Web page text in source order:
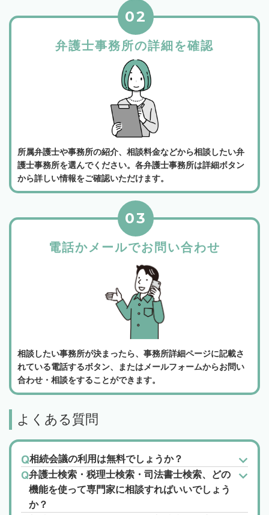
弁護士事務所の詳細を確認
02
所属弁護士や事務所の紹介、相談料金などから相談したい弁
護士事務所を選んでください。各弁護士事務所は詳細ボタン
から詳しい情報をご確認いただけます。
電話かメールでお問い合わせ
03
相談したい事務所が決まったら、事務所詳細ページに記載さ
れている電話するボタン、またはメールフォームからお問い
合わせ・相談をすることができます。
よくある質問
相続会議の利用は無料でしょうか？
弁護士検索・税理士検索・司法書士検索、どの
機能を使って専門家に相談すればいいでしょう
か？